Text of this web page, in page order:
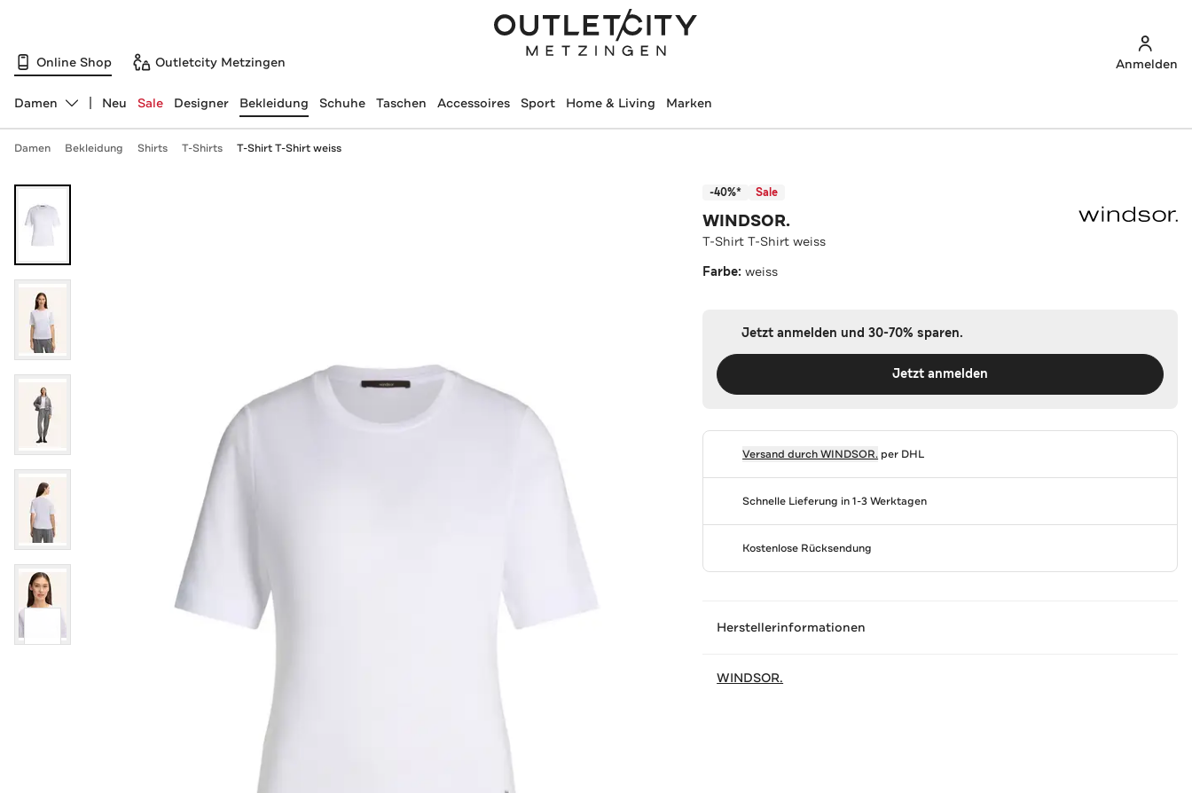
Online Shop Outletcity Metzingen Anmelden
Abteilung ändern, ausgewählt:
Damen Neu Sale Designer Bekleidung Schuhe Taschen Accessoires Sport Home & Living Marken
Damen Bekleidung Shirts T-Shirts T-Shirt T-Shirt weiss
-40%* Sale
WINDSOR.
T-Shirt T-Shirt weiss
Farbe:weiss
Jetzt anmelden und 30-70% sparen.
Jetzt anmelden
Versand durchWINDSOR. per DHL
Schnelle Lieferung in 1-3 Werktagen
Kostenlose Rücksendung
Herstellerinformationen
WINDSOR.